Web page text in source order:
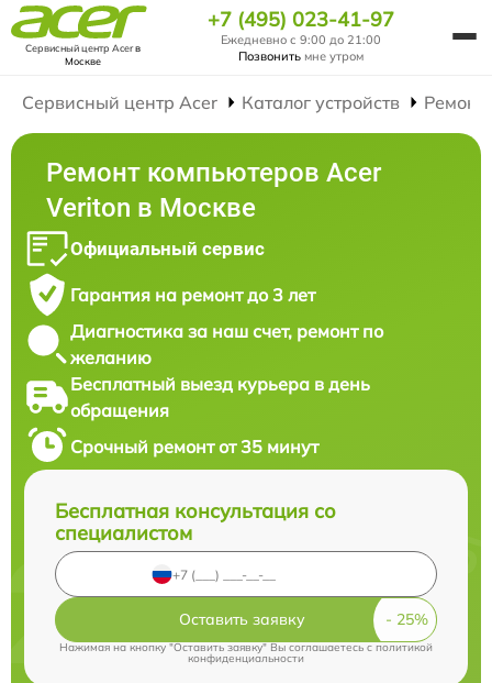
Сервисный центр Acerв
Москве
+7 (495) 023-41-97
Ежедневно с 9:00 до 21:00
Позвонить мне утром
Сервисный центр Acer Каталог устройств
Ремонт компьютеров Acer
Veriton в Москве
Официальный сервис
Гарантия на ремонт до 3 лет
Диагностика за наш счет, ремонт по
желанию
Бесплатный выезд курьера в день
обращения
Срочный ремонт от 35 минут
Бесплатная консультация со
специалистом
Оставить заявку
Нажимая на кнопку "Оставить заявку" Вы соглашаетесь cполитикой
конфиденциальности